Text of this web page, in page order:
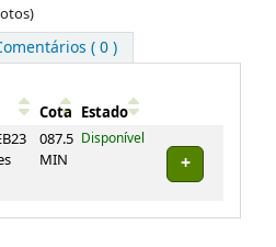
( 0 )
Cota Estado
087.5
MIN
Disponível